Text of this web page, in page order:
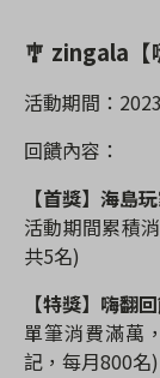
🎐 zingala
活動期間：
回饋內容：
【首獎】海島
活動期間累積
共5名)
【特獎】嗨翻
單筆消費滿萬
記，每月800名)